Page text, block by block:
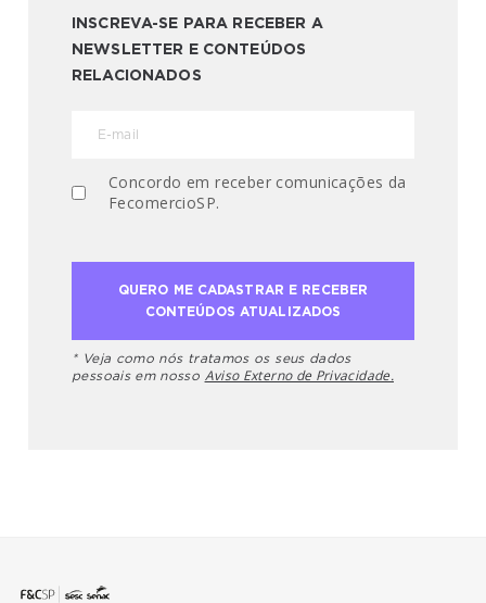
INSCREVA-SE PARA RECEBER A
NEWSLETTER E CONTEÚDOS
RELACIONADOS
Concordo em receber comunicações da
FecomercioSP.
* Veja como nós tratamos os seus dados
pessoais em nosso Aviso Externo de Privacidade.